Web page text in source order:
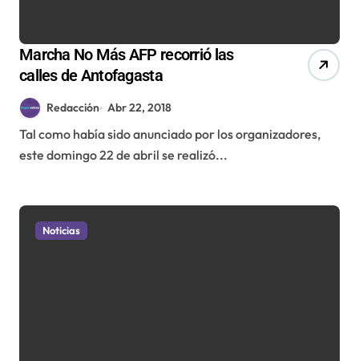
Marcha No Más AFP recorrió las
calles de Antofagasta
Redacción Abr 22, 2018
Tal como había sido anunciado por los organizadores,
este domingo 22 de abril se realizó...
Noticias